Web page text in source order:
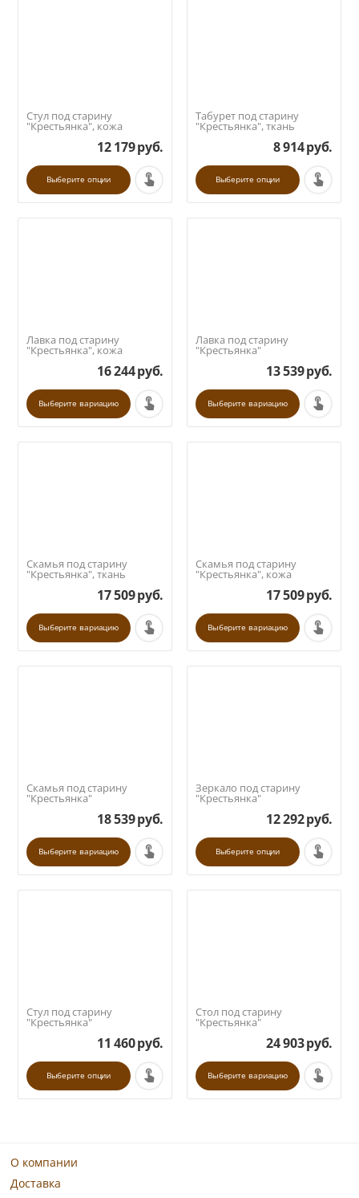
Стул под старину
"Крестьянка", кожа
12 179руб.
Выберите опции
Табурет под старину
"Крестьянка", ткань
8 914руб.
Выберите опции
Лавка под старину
"Крестьянка", кожа
16 244руб.
Выберите вариацию
Лавка под старину
"Крестьянка"
13 539руб.
Выберите вариацию
Скамья под старину
"Крестьянка", ткань
17 509руб.
Выберите вариацию
Скамья под старину
"Крестьянка", кожа
17 509руб.
Выберите вариацию
Скамья под старину
"Крестьянка"
18 539руб.
Выберите вариацию
Зеркало под старину
"Крестьянка"
12 292руб.
Выберите опции
Стул под старину
"Крестьянка"
11 460руб.
Выберите опции
Стол под старину
"Крестьянка"
24 903руб.
Выберите вариацию
О компании
Доставка